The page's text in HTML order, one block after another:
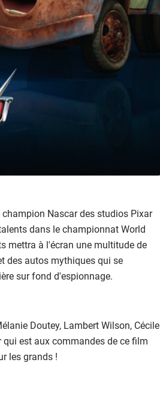
Nascar des studios Pixar
dans le championnat World
mettra à l'écran une multitude de
des autos mythiques qui se
sur fond d'espionnage.
Doutey, Lambert Wilson, Cécile
qui est aux commandes de ce film
les grands !